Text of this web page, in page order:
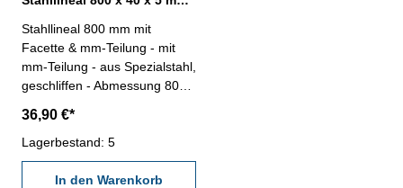
Stahllineal 800 mm mit
Facette & mm-Teilung - mit
mm-Teilung - aus Spezialstahl,
geschliffen - Abmessung 800 x
36,90 €*
Lagerbestand: 5
In den Warenkorb